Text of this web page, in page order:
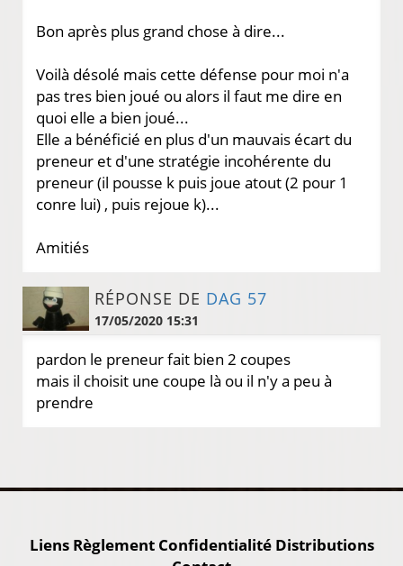
Bon après plus grand chose à dire...
Voilà désolé mais cette défense pour moi n'a
pas tres bien joué ou alors il faut me dire en
quoi elle a bien joué...
Elle a bénéficié en plus d'un mauvais écart du
preneur et d'une stratégie incohérente du
preneur (il pousse k puis joue atout (2 pour 1
conre lui) , puis rejoue k)...
Amitiés
RÉPONSE DE DAG 57
17/05/2020 15:31
pardon le preneur fait bien 2 coupes
mais il choisit une coupe là ou il n'y a peu à
prendre
Liens Règlement Confidentialité Distributions